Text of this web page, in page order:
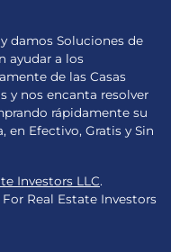
damos Soluciones de
ayudar a los
de las Casas
y nos encanta resolver
rápidamente su
en Efectivo, Gratis y Sin
Investors LLC.
Real Estate Investors